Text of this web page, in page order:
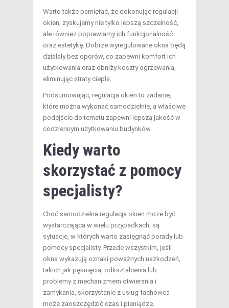
Warto także pamiętać, że dokonując regulacji
okien, zyskujemy nie tylko lepszą szczelność,
ale również poprawiamy ich funkcjonalność
oraz estetykę. Dobrze wyregulowane okna będą
działały bez oporów, co zapewni komfort ich
użytkowania oraz obniży koszty ogrzewania,
eliminując straty ciepła.
Podsumowując, regulacja okien to zadanie,
które można wykonać samodzielnie, a właściwe
podejście do tematu zapewni lepszą jakość w
codziennym użytkowaniu budynków.
Kiedy warto
skorzystać z pomocy
specjalisty?
Choć samodzielna regulacja okien może być
wystarczająca w wielu przypadkach, są
sytuacje, w których warto zasięgnąć porady lub
pomocy specjalisty. Przede wszystkim, jeśli
okna wykazują oznaki poważnych uszkodzeń,
takich jak pęknięcia, odkształcenia lub
problemy z mechanizmem otwierania i
zamykania, skorzystanie z usług fachowca
może zaoszczędzić czas i pieniądze.